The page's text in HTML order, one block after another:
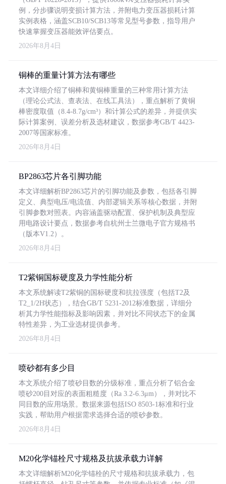
例，分步骤说明变损计算方法，并附电力变压器损耗计算
实例表格，涵盖SCB10/SCB13等常见型号参数，指导用户
快速掌握变压器能效评估要点。
2026年8月4日
铜棒的重量计算方法有哪些
本文详细介绍了铜棒和黄铜棒重量的三种常用计算方法
（理论公式法、查表法、在线工具法），重点解析了黄铜
棒密度取值（8.4-8.7g/cm³）和计算公式的差异，并提供实
际计算案例、误差分析及选材建议，数据参考GB/T 4423-
2007等国家标准。
2026年8月4日
BP2863芯片各引脚功能
本文详细解析BP2863芯片的引脚功能及参数，包括各引脚
定义、典型电压/电流值、内部逻辑关系等核心数据，并附
引脚参数对照表。内容涵盖驱动配置、保护机制及典型应
用电路设计要点，数据参考自杭州士兰微电子官方规格书
（版本V1.2）。
2026年8月4日
T2紫铜国标硬度及力学性能分析
本文系统解读T2紫铜的国标硬度和抗拉强度（包括T2及
T2_1/2H状态），结合GB/T 5231-2012标准数据，详细分
析其力学性能指标及影响因素，并对比不同状态下的金属
特性差异，为工业选材提供参考。
2026年8月4日
喷砂都有多少目
本文系统介绍了喷砂目数的分级标准，重点分析了铝合金
喷砂200目对应的表面粗糙度（Ra 3.2-6.3μm），并对比不
同目数的应用场景。数据来源包括ISO 8503-1标准和行业
实践，帮助用户根据需求选择合适的喷砂参数。
2026年8月4日
M20化学锚栓尺寸规格及抗拔承载力详解
本文详细解析M20化学锚栓的尺寸规格和抗拔承载力，包